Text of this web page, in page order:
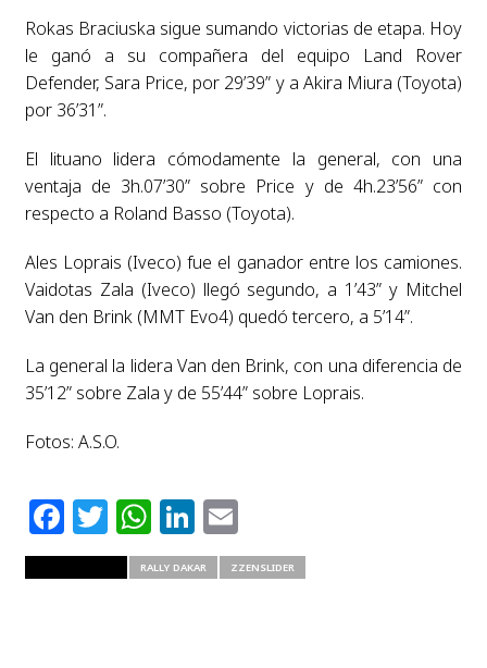
Rokas Braciuska sigue sumando victorias de etapa. Hoy
le ganó a su compañera del equipo Land Rover
Defender, Sara Price, por 29’39” y a Akira Miura (Toyota)
por 36’31”.
El lituano lidera cómodamente la general, con una
ventaja de 3h.07’30” sobre Price y de 4h.23’56” con
respecto a Roland Basso (Toyota).
Ales Loprais (Iveco) fue el ganador entre los camiones.
Vaidotas Zala (Iveco) llegó segundo, a 1’43” y Mitchel
Van den Brink (MMT Evo4) quedó tercero, a 5’14”.
La general la lidera Van den Brink, con una diferencia de
35’12” sobre Zala y de 55’44” sobre Loprais.
Fotos: A.S.O.
Facebook
Twitter
WhatsApp
LinkedIn
Email
RALLY DAKAR ZZENSLIDER